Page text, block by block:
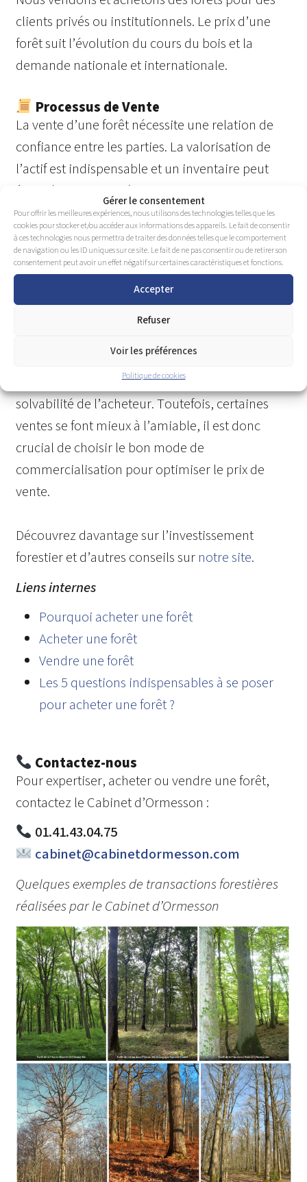
Gérer le consentement
Pour offrir les meilleures expériences, nous utilisons des technologies telles que les
cookies pour stocker et/ou accéder aux informations des appareils. Le fait de consentir
à ces technologies nous permettra de traiter des données telles que le comportement
de navigation ou les ID uniques sur ce site. Le fait de ne pas consentir ou de retirer son
consentement peut avoir un effet négatif sur certaines caractéristiques et fonctions.
Accepter
Refuser
Voir les préférences
Politique de cookies
clients privés ou institutionnels. Le prix d’une
forêt suit l’évolution du cours du bois et la
demande nationale et internationale.
Processus de Vente
La vente d’une forêt nécessite une relation de
confiance entre les parties. La valorisation de
l’actif est indispensable et un inventaire peut
être nécessaire. Après accord sur un prix de
vente, choisissez la commercialisation par
mandat de vente classique ou par appel d’offre.
L’Appel d’Offre
Ce mode de vente s’est beaucoup développé. Le
Cabinet d’Ormesson a créé un cahier des
méthode. L’appel d’offre maximise le prix,
définit un calendrier précis et vérifie la
solvabilité de l’acheteur. Toutefois, certaines
ventes se font mieux à l’amiable, il est donc
crucial de choisir le bon mode de
commercialisation pour optimiser le prix de
vente.
Découvrez davantage sur l’investissement
forestier et d’autres conseils sur notre site.
Liens internes
Pourquoi acheter une forêt
Acheter une forêt
Vendre une forêt
Les 5 questions indispensables à se poser
pour acheter une forêt ?
Contactez-nous
Pour expertiser, acheter ou vendre une forêt,
contactez le Cabinet d’Ormesson :
01.41.43.04.75
cabinet@cabinetdormesson.com
Quelques exemples de transactions forestières
réalisées par le Cabinet d’Ormesson